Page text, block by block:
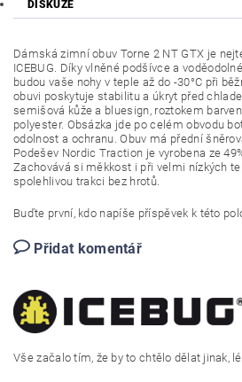
DISKUZE
Dámská zimní obuv Torne 2 NT GTX je
ICEBUG. Díky vlněné podšívce a
budou vaše nohy v teple až do -30°C při
obuvi poskytuje stabilitu a úkryt před
semišová kůže a bluesign, roztokem
polyester. Obsázka jde po celém obvodu
odolnost a ochranu. Obuv má přední
Podešev Nordic Traction je vyrobena ze
Zachovává si měkkost i při velmi nízkých
spolehlivou trakci bez hrotů.
Buďte první, kdo napíše příspěvek k této
Přidat komentář
Vše zača lo tím, že by to chtělo dělat jinak,